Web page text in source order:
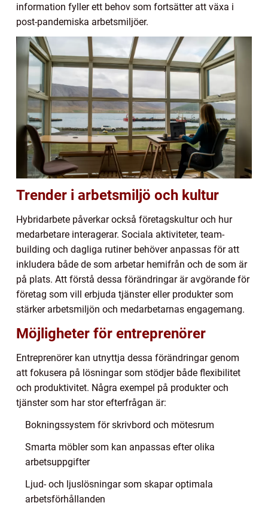
information fyller ett behov som fortsätter att växa i
post-pandemiska arbetsmiljöer.
Trender i arbetsmiljö och kultur
Hybridarbete påverkar också företagskultur och hur
medarbetare interagerar. Sociala aktiviteter, team-
building och dagliga rutiner behöver anpassas för att
inkludera både de som arbetar hemifrån och de som är
på plats. Att förstå dessa förändringar är avgörande för
företag som vill erbjuda tjänster eller produkter som
stärker arbetsmiljön och medarbetarnas engagemang.
Möjligheter för entreprenörer
Entreprenörer kan utnyttja dessa förändringar genom
att fokusera på lösningar som stödjer både flexibilitet
och produktivitet. Några exempel på produkter och
tjänster som har stor efterfrågan är:
Bokningssystem för skrivbord och mötesrum
Smarta möbler som kan anpassas efter olika
arbetsuppgifter
Ljud- och ljuslösningar som skapar optimala
arbetsförhållanden